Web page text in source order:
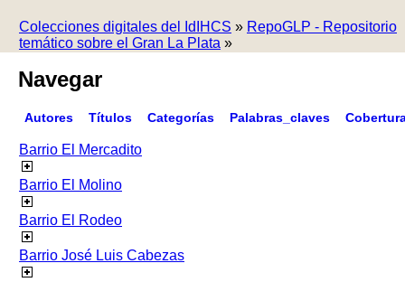
Colecciones digitales del IdIHCS » RepoGLP - Repositorio
temático sobre el Gran La Plata »
Navegar
Autores Títulos Categorías Palabras_claves
Barrio El Mercadito
Barrio El Molino
Barrio El Rodeo
Barrio José Luis Cabezas